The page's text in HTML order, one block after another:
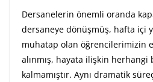
Dersanelerin önemli oranda
dersaneye dönüşmüş, hafta içi
muhatap olan öğrencilerimizin
alınmış, hayata ilişkin herhangi
kalmamıştır. Aynı dramatik